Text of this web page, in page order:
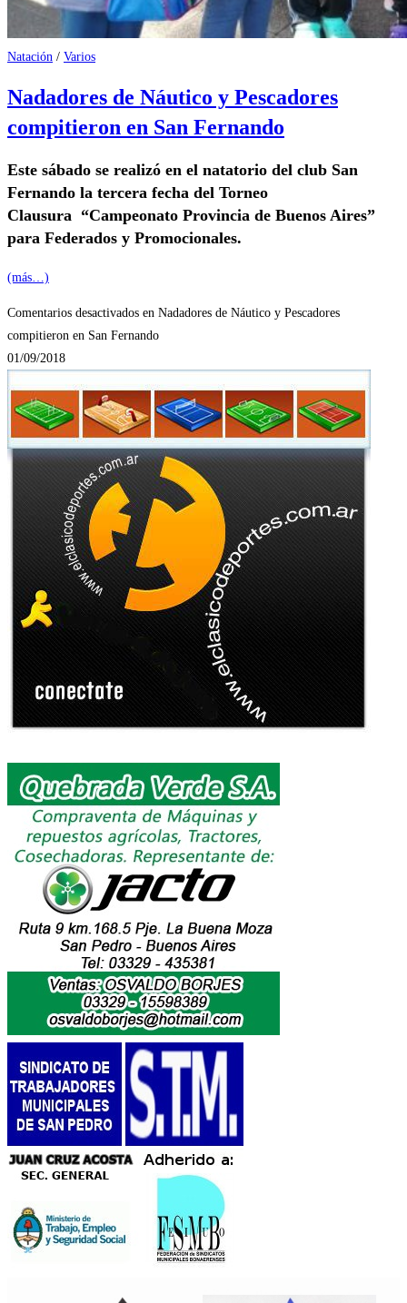
Natación / Varios
Nadadores de Náutico y Pescadores
compitieron en San Fernando
Este sábado se realizó en el natatorio del club San
Fernando la tercera fecha del Torneo
Clausura “Campeonato Provincia de Buenos Aires”
para Federados y Promocionales.
(más…)
Comentarios desactivados en Nadadores de Náutico y Pescadores
compitieron en San Fernando
01/09/2018